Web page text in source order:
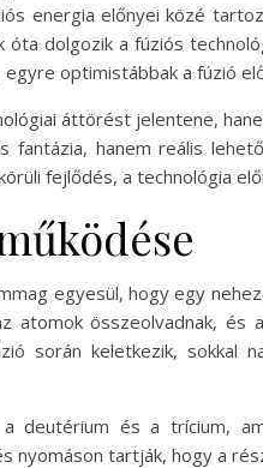
energia előnyei közé
dolgozik a fúziós
optimistábbak a fúzió
áttörést jelentene,
fantázia, hanem reális
fejlődés, a technológia
egyesül, hogy egy
összeolvadnak,
során keletkezik, sokkal
deutérium és a trícium,
nyomáson tartják, hogy a